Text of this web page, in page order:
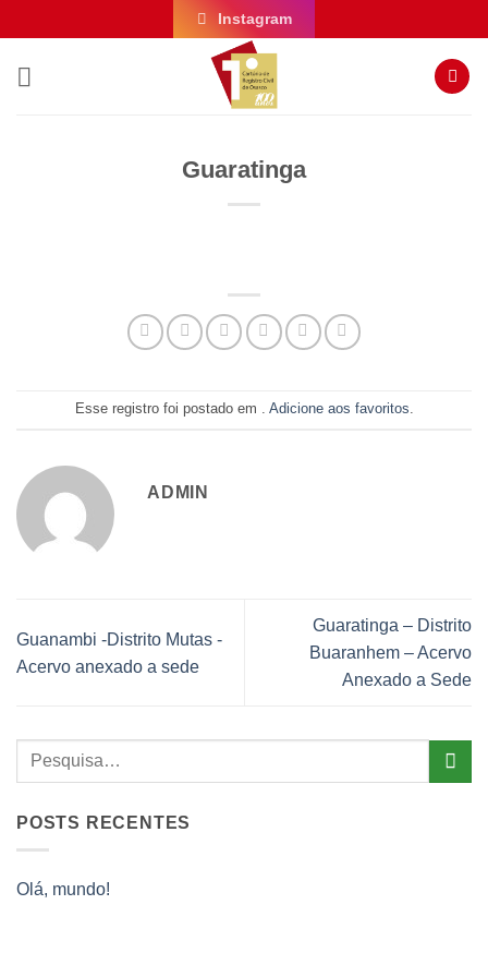
to
content
Instagram
Guaratinga
Esse registro foi postado em . Adicione aos favoritos.
ADMIN
Guanambi -Distrito Mutas -
Acervo anexado a sede
Guaratinga – Distrito
Buaranhem – Acervo
Anexado a Sede
POSTS RECENTES
Olá, mundo!